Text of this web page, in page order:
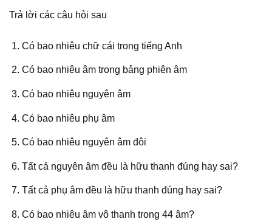
Trả lời các câu hỏi sau
Có bao nhiêu chữ cái trong tiếng Anh
Có bao nhiêu âm trong bảng phiên âm
Có bao nhiêu nguyên âm
Có bao nhiêu phụ âm
Có bao nhiêu nguyên âm đôi
Tất cả nguyên âm đều là hữu thanh đúng hay sai?
Tất cả phụ âm đều là hữu thanh đúng hay sai?
Có bao nhiêu âm vô thanh trong 44 âm?